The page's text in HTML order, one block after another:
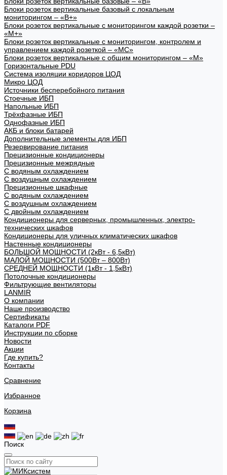
Блоки розеток вертикальные базовый с локальным
мониторингом – «В+»
Блоки розеток вертикальные с мониторингом каждой розетки –
«М+»
Блоки розеток вертикальные с мониторингом, контролем и
управлением каждой розеткой – «МС»
Блоки розеток вертикальные с общим мониторингом – «М»
Горизонтальные PDU
Система изоляции коридоров ЦОД
Микро ЦОД
Источники бесперебойного питания
Стоечные ИБП
Напольные ИБП
Трёхфазные ИБП
Однофазные ИБП
АКБ и блоки батарей
Дополнительные элементы для ИБП
Резервирование питания
Прецизионные кондиционеры
Прецизионные межрядные
С водяным охлаждением
С воздушным охлаждением
Прецизионные шкафные
С водяным охлаждением
С воздушным охлаждением
С двойным охлаждением
Кондиционеры для серверных, промышленных, электро-
технических шкафов
Кондиционеры для уличных климатических шкафов
Настенные кондиционеры
БОЛЬШОЙ МОЩНОСТИ (2кВт - 6,5кВт)
МАЛОЙ МОЩНОСТИ (500Вт – 800Вт)
СРЕДНЕЙ МОЩНОСТИ (1кВт - 1,5кВт)
Потолочные кондиционеры
Фильтрующие вентиляторы
LANMIR
О компании
Наше производство
Сертификаты
Каталоги PDF
Инструкции по сборке
Новости
Акции
Где купить?
Контакты
Сравнение
Избранное
Корзина
Поиск